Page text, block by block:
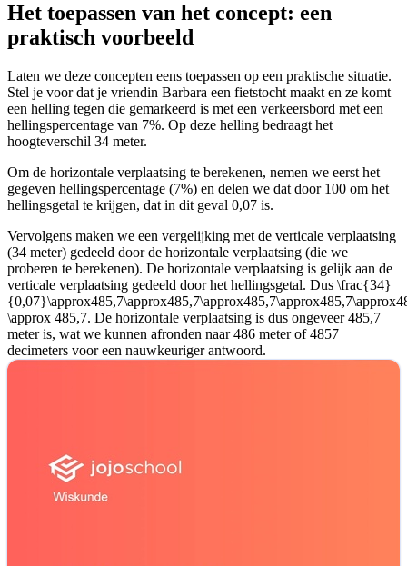
Het toepassen van het concept: een
praktisch voorbeeld
Laten we deze concepten eens toepassen op een praktische situatie.
Stel je voor dat je vriendin Barbara een fietstocht maakt en ze komt
een helling tegen die gemarkeerd is met een verkeersbord met een
hellingspercentage van 7%. Op deze helling bedraagt het
hoogteverschil 34 meter.
Om de horizontale verplaatsing te berekenen, nemen we eerst het
gegeven hellingspercentage (7%) en delen we dat door 100 om het
hellingsgetal te krijgen, dat in dit geval 0,07 is.
Vervolgens maken we een vergelijking met de verticale verplaatsing
(34 meter) gedeeld door de horizontale verplaatsing (die we
proberen te berekenen). De horizontale verplaatsing is gelijk aan de
verticale verplaatsing gedeeld door het hellingsgetal. Dus \frac{34}
\approx 485,7. De horizontale verplaatsing is dus ongeveer 485,7
meter is, wat we kunnen afronden naar 486 meter of 4857
decimeters voor een nauwkeuriger antwoord.